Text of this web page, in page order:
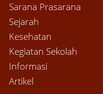
Sarana Prasarana
Sejarah
Kesehatan
Kegiatan Sekolah
Informasi
Artikel